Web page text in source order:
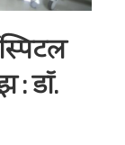
: डॉ.